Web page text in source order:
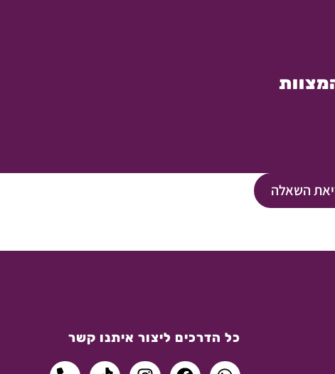
השאלה
כל הדרכים ליצור איתנו קשר